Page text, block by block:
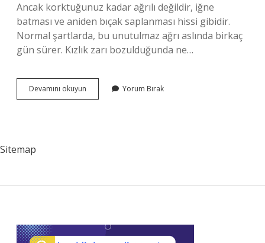
Ancak korktuğunuz kadar ağrılı değildir, iğne
batması ve aniden bıçak saplanması hissi gibidir.
Normal şartlarda, bu unutulmaz ağrı aslında birkaç
gün sürer. Kızlık zarı bozulduğunda ne…
Devamını okuyun
Zarı
Yorum Bırak
Sitemap
Sidebar